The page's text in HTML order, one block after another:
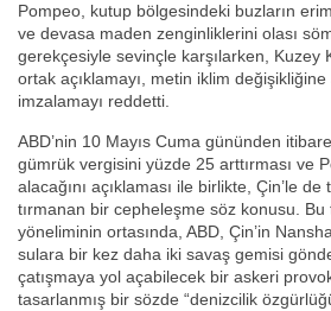
Pompeo, kutup bölgesindeki buzların
ve devasa maden zenginliklerini olası
gerekçesiyle sevinçle karşılarken, Kuzey
ortak açıklamayı, metin iklim
imzalamayı reddetti.
ABD’nin 10 Mayıs Cuma gününden
gümrük vergisini yüzde 25 arttırması ve
alacağını açıklaması ile birlikte, Çin’le
tırmanan bir cepheleşme söz konusu. Bu
yöneliminin ortasında, ABD, Çin’in
sulara bir kez daha iki savaş gemisi
çatışmaya yol açabilecek bir askeri
tasarlanmış bir sözde “denizcilik